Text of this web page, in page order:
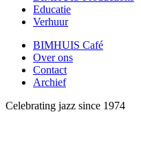
Educatie
Verhuur
BIMHUIS Café
Over ons
Contact
Archief
Celebrating jazz since 1974